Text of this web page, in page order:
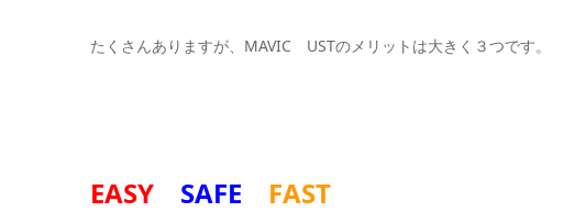
たくさんありますが、MAVIC USTのメリットは大きく３つです。
EASY SAFE FAST